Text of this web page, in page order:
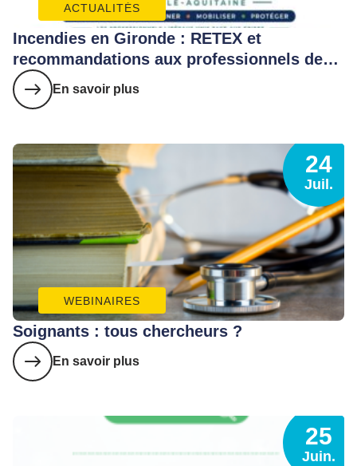
ACTUALITÉS
Incendies en Gironde : RETEX et
recommandations aux professionnels de
santé
En savoir plus
WEBINAIRES
Soignants : tous chercheurs ?
En savoir plus
24
Juil.
25
Juin.